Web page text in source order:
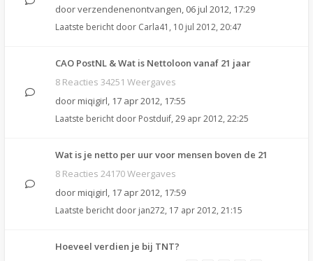
doorverzendenenontvangen, 06 jul 2012, 17:29
Laatste bericht door Carla41 , 10 jul 2012, 20:47
CAO PostNL & Wat is Nettoloon vanaf 21 jaar
8 Reacties 34251 Weergaves
door miqigirl, 17 apr 2012, 17:55
Laatste bericht door Postduif, 29 apr 2012, 22:25
Wat is je netto per uur voor mensen boven de 21
8 Reacties 24170 Weergaves
door miqigirl, 17 apr 2012, 17:59
Laatste bericht door jan272, 17 apr 2012, 21:15
Hoeveel verdien je bij TNT?